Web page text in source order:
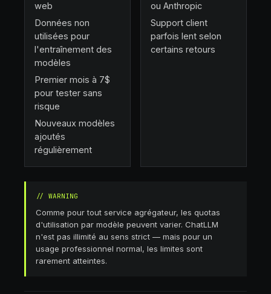
web
Données non
utilisées pour
l'entraînement des
modèles
Premier mois à 7$
pour tester sans
risque
Nouveaux modèles
ajoutés
régulièrement
ou Anthropic
Support client
parfois lent selon
certains retours
// WARNING
Comme pour tout service agrégateur, les quotas
d'utilisation par modèle peuvent varier. ChatLLM
n'est pas illimité au sens strict — mais pour un
usage professionnel normal, les limites sont
rarement atteintes.